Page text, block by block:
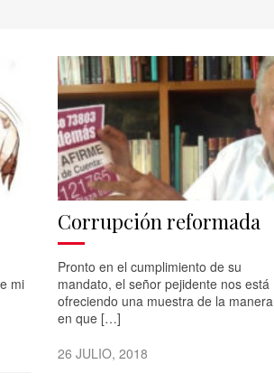
mi
Corrupción reformada
Pronto en el cumplimiento de su
mandato, el señor pejidente nos está
ofreciendo una muestra de la manera
en que […]
26 JULIO, 2018